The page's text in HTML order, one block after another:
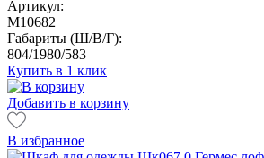
Артикул:
M10682
Габариты (Ш/В/Г):
804/1980/583
Купить в 1 клик
Добавить в корзину
В избранное